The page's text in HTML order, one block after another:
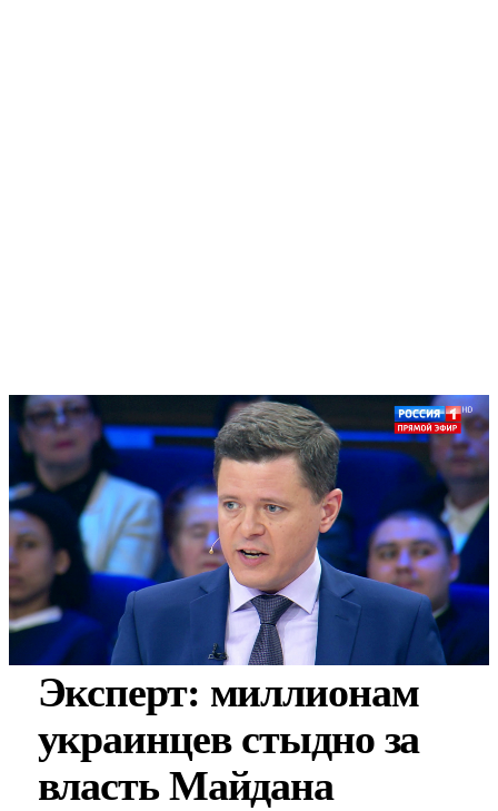
Эксперт: миллионам
украинцев стыдно за
власть Майдана